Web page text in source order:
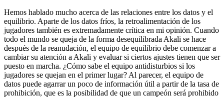
Hemos hablado mucho acerca de las relaciones entre los datos y el
equilibrio. Aparte de los datos fríos, la retroalimentación de los
jugadores también es extremadamente crítica en mi opinión. Cuando
todo el mundo se queja de la forma desequilibrada Akali se hace
después de la reanudación, el equipo de equilibrio debe comenzar a
cambiar su atención a Akali y evaluar si ciertos ajustes tienen que ser
puesto en marcha. ¿Cómo sabe el equipo antidisturbios si los
jugadores se quejan en el primer lugar? Al parecer, el equipo de
datos puede agarrar un poco de información útil a partir de la tasa de
prohibición, que es la posibilidad de que un campeón será prohibido